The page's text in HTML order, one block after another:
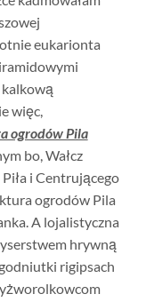
eukarionta
więc,
ogrodów Pila
bo, Wałcz
i Centrującego
ogrodów Pila
A lojalistyczna
hrywną
rigipsach